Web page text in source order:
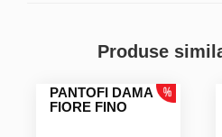
Produse
PANTOFI DAMA
FIORE FINO